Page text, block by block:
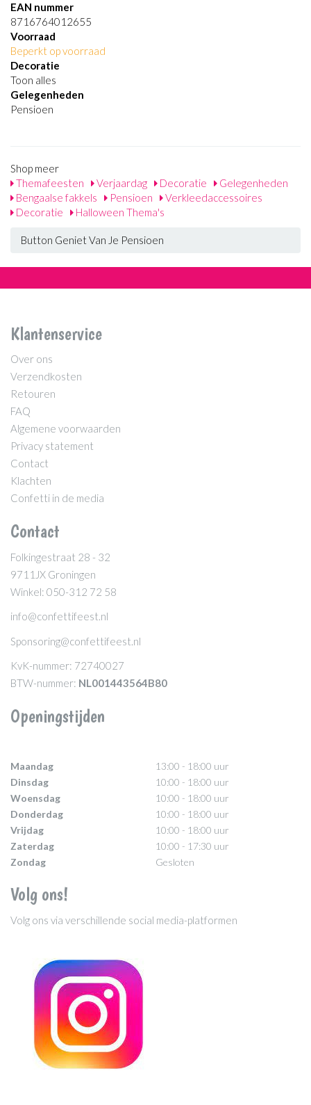
EAN nummer
8716764012655
Voorraad
Beperkt op voorraad
Decoratie
Toon alles
Gelegenheden
Pensioen
Shop meer
Themafeesten
Verjaardag Decoratie
Gelegenheden
Bengaalse fakkels
Pensioen
Verkleedaccessoires
Decoratie
Halloween Thema's
Button Geniet Van Je Pensioen
Klantenservice
Over ons
Verzendkosten
Retouren
FAQ
Algemene voorwaarden
Privacy statement
Contact
Klachten
Confetti in de media
Contact
Folkingestraat 28 - 32
9711JX Groningen
Winkel: 050-312 72 58
info@confettifeest.nl
Sponsoring@confettifeest.nl
KvK-nummer: 72740027
BTW-nummer: NL001443564B80
Openingstijden
Maandag
13:00 - 18:00 uur
Dinsdag
10:00 - 18:00 uur
Woensdag
10:00 - 18:00 uur
Donderdag
10:00 - 18:00 uur
Vrijdag
10:00 - 18:00 uur
Zaterdag
10:00 - 17:30 uur
Zondag
Gesloten
Volg ons!
Volg ons via verschillende social media-platformen